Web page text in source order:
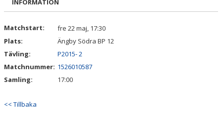
DOKUMENT
INFORMATION
Matchstart:
fre 22 maj, 17:30
Plats:
Ängby Södra BP 12
Tävling:
P2015- 2
Matchnummer: 1526010587
Samling:
17:00
<< Tillbaka